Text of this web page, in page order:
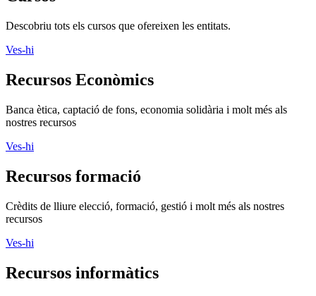
Descobriu tots els cursos que ofereixen les entitats.
Ves-hi
Recursos Econòmics
Banca ètica, captació de fons, economia solidària i molt més als
nostres recursos
Ves-hi
Recursos formació
Crèdits de lliure elecció, formació, gestió i molt més als nostres
recursos
Ves-hi
Recursos informàtics